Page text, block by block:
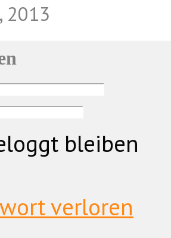
2013
bleiben
verloren